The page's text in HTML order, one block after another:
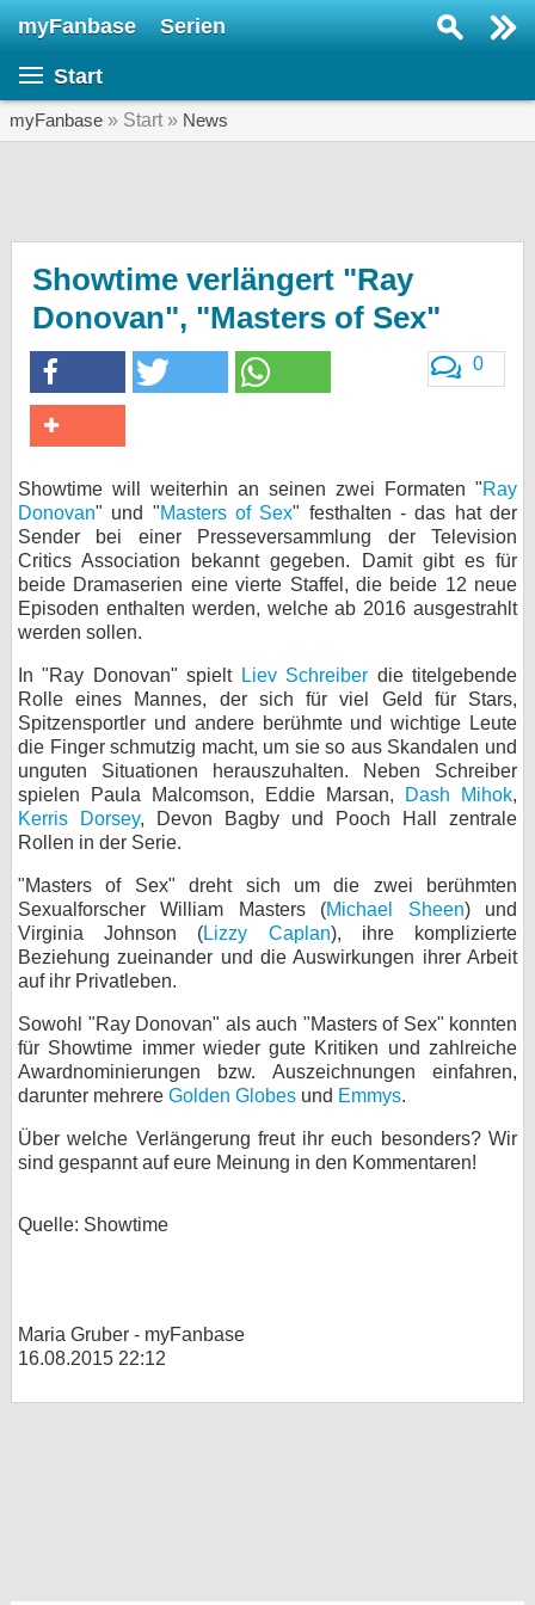
myFanbase Serien
Start
myFanbase » Start » News
Showtime verlängert "Ray
Donovan", "Masters of Sex"
0
Showtime will weiterhin an seinen zwei Formaten "Ray
Donovan" und "Masters of Sex" festhalten - das hat der
Sender bei einer Presseversammlung der Television
Critics Association bekannt gegeben. Damit gibt es für
beide Dramaserien eine vierte Staffel, die beide 12 neue
Episoden enthalten werden, welche ab 2016 ausgestrahlt
werden sollen.
In "Ray Donovan" spielt Liev Schreiber die titelgebende
Rolle eines Mannes, der sich für viel Geld für Stars,
Spitzensportler und andere berühmte und wichtige Leute
die Finger schmutzig macht, um sie so aus Skandalen und
unguten Situationen herauszuhalten. Neben Schreiber
spielen Paula Malcomson, Eddie Marsan,
Dash Mihok,
Kerris Dorsey, Devon Bagby und Pooch Hall zentrale
Rollen in der Serie.
"Masters of Sex" dreht sich um die zwei berühmten
Sexualforscher William Masters (Michael Sheen) und
Virginia Johnson (Lizzy Caplan), ihre komplizierte
Beziehung zueinander und die Auswirkungen ihrer Arbeit
auf ihr Privatleben.
Sowohl "Ray Donovan" als auch "Masters of Sex" konnten
für Showtime immer wieder gute Kritiken und zahlreiche
Awardnominierungen bzw. Auszeichnungen einfahren,
darunter mehrere Golden Globes und Emmys.
Über welche Verlängerung freut ihr euch besonders? Wir
sind gespannt auf eure Meinung in den Kommentaren!
Quelle: Showtime
Maria Gruber - myFanbase
16.08.2015 22:12
Veranstaltungen
Specials
Forum
bei X
bei Facebook
Kontakt
Nutzungsbedingungen
Datenschutz
Impressum
Desktop-Ansicht